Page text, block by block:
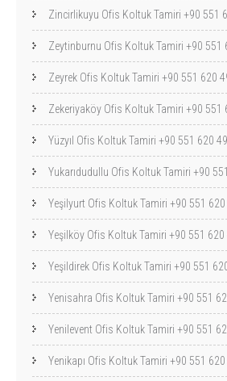
Zincirlikuyu Ofis Koltuk Tamiri +90 551
Zeytinburnu Ofis Koltuk Tamiri +90 551
Zeyrek Ofis Koltuk Tamiri +90 551 620
Zekeriyaköy Ofis Koltuk Tamiri +90 551
Yüzyıl Ofis Koltuk Tamiri +90 551 620
Yukarıdudullu Ofis Koltuk Tamiri +90
Yeşilyurt Ofis Koltuk Tamiri +90 551 620
Yeşilköy Ofis Koltuk Tamiri +90 551 620
Yeşildirek Ofis Koltuk Tamiri +90 551
Yenisahra Ofis Koltuk Tamiri +90 551
Yenilevent Ofis Koltuk Tamiri +90 551
Yenikapı Ofis Koltuk Tamiri +90 551